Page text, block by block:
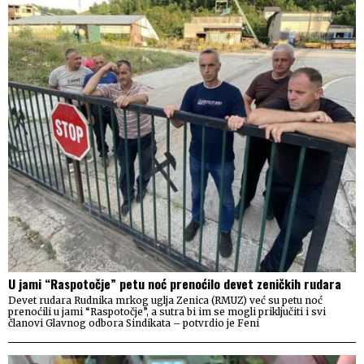
U jami “Raspotočje” petu noć prenoćilo devet zeničkih rudara
Devet rudara Rudnika mrkog uglja Zenica (RMUZ) već su petu noć
prenoćili u jami “Raspotočje”, a sutra bi im se mogli priključiti i svi
članovi Glavnog odbora Sindikata – potvrdio je Feni